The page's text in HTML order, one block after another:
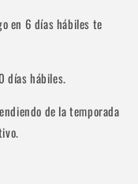
en 6 días hábiles te
días hábiles.
de la temporada